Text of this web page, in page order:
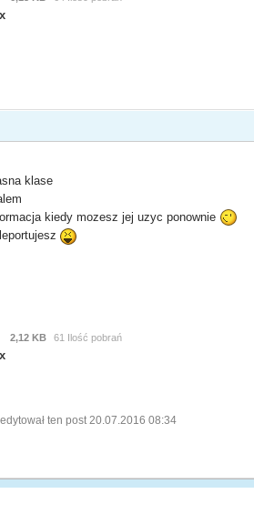
klase
kiedy mozesz jej uzyc ponownie
2,12 KB 61 Ilość pobrań
edytował ten post 20.07.2016 08:34